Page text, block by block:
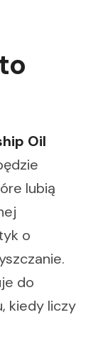
Oil
lubią
o
do
kiedy liczy